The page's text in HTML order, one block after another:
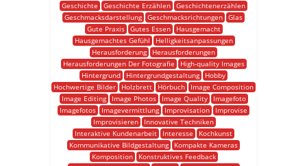
Geschichte
Geschichte Erzählen Geschichtenerzählen
Geschmacksdarstellung Geschmacksrichtungen Glas
Gute Praxis
Gutes Essen
Hausgemacht
Hausgemachtes Gefühl
Helligkeitsanpassungen
Herausforderung
Herausforderungen
Herausforderungen Der Fotografie
High-quality Images
Hintergrund
Hintergrundgestaltung
Hobby
Hochwertige Bilder
Holzbrett Hörbuch
Image Composition
Image Editing
Image Photos Image Quality
Imagefoto
Imagefotos
Imagevermittlung Improvisation
Improvise
Improvisieren
Innovative Techniken
Interaktive Kundenarbeit
Interesse
Kochkunst
Kommunikative Bildgestaltung
Kompakte Kameras
Komposition
Konstruktives Feedback